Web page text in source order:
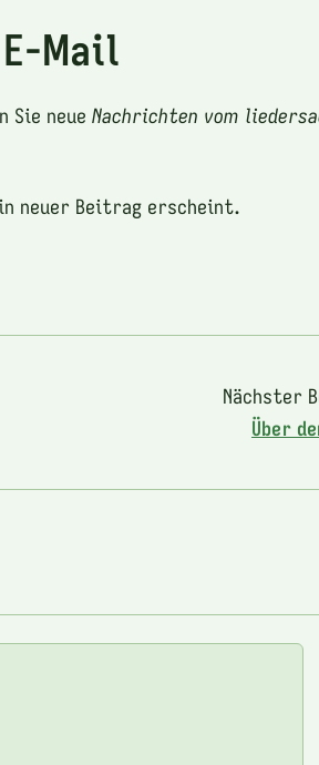
Mail
Sie neue Nachrichten vom
neuer Beitrag erscheint.
Nächster
Über